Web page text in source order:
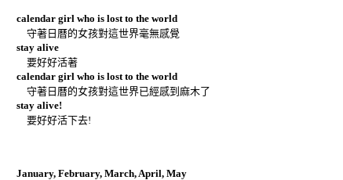
calendar girl who is lost to the world
守著日曆的女孩對這世界毫無感覺
stay alive
要好好活著
calendar girl who is lost to the world
守著日曆的女孩對這世界已經感到麻木了
stay alive!
要好好活下去!
January, February, March, April, May